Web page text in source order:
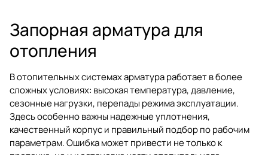
Запорная арматура для
отопления
В отопительных системах арматура работает в более
сложных условиях: высокая температура, давление,
сезонные нагрузки, перепады режима эксплуатации.
Здесь особенно важны надежные уплотнения,
качественный корпус и правильный подбор по рабочим
параметрам. Ошибка может привести не только к